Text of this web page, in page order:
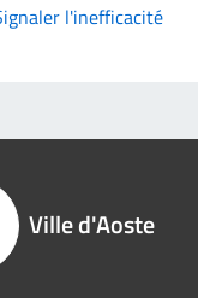
l'inefficacité
Ville d'Aoste